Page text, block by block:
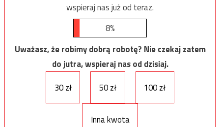
wspieraj nas już od teraz.
8%
Uważasz, że robimy dobrą robotę? Nie czekaj zatem
do jutra, wspieraj nas od dzisiaj.
30 zł
50 zł 100 zł
Inna kwota